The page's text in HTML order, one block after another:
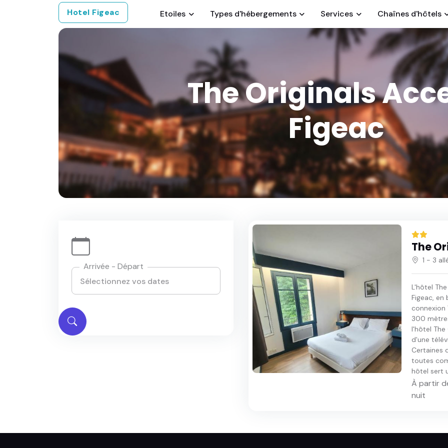
Hotel Figeac Etoiles Types d'hébergements Services Chaînes d'hôtels
The Originals
Figeac
Arrivée - Départ
The
1 - 3
L'hôtel
Figeac, en
300
l'hôtel The
d'une
Certaines
toutes
hôtel sert
À partir
nuit